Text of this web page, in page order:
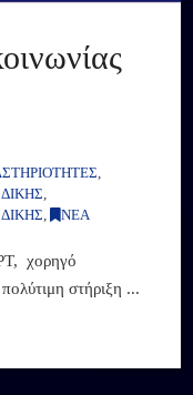
ΝΕΑ
χορηγό
στήριξη ...